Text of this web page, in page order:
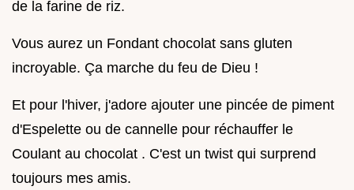
de la farine de riz.
Vous aurez un Fondant chocolat sans gluten
incroyable. Ça marche du feu de Dieu !
Et pour l'hiver, j'adore ajouter une pincée de piment
d'Espelette ou de cannelle pour réchauffer le
Coulant au chocolat . C'est un twist qui surprend
toujours mes amis.